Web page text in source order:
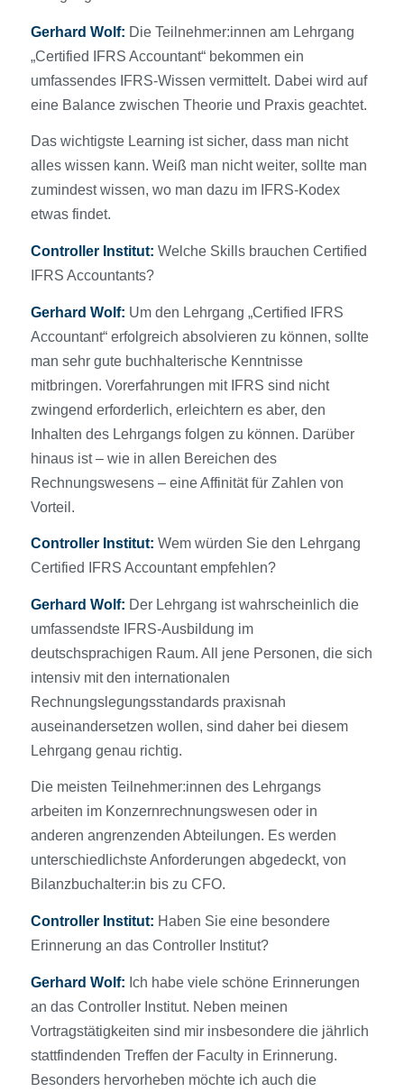
Gerhard Wolf: Die Teilnehmer:innen am Lehrgang
„Certified IFRS Accountant“ bekommen ein
umfassendes IFRS-Wissen vermittelt. Dabei wird auf
eine Balance zwischen Theorie und Praxis geachtet.
Das wichtigste Learning ist sicher, dass man nicht
alles wissen kann. Weiß man nicht weiter, sollte man
zumindest wissen, wo man dazu im IFRS-Kodex
etwas findet.
Controller Institut: Welche Skills brauchen Certified
IFRS Accountants?
Gerhard Wolf: Um den Lehrgang „Certified IFRS
Accountant“ erfolgreich absolvieren zu können, sollte
man sehr gute buchhalterische Kenntnisse
mitbringen. Vorerfahrungen mit IFRS sind nicht
zwingend erforderlich, erleichtern es aber, den
Inhalten des Lehrgangs folgen zu können. Darüber
hinaus ist – wie in allen Bereichen des
Rechnungswesens – eine Affinität für Zahlen von
Vorteil.
Controller Institut: Wem würden Sie den Lehrgang
Certified IFRS Accountant empfehlen?
Gerhard Wolf: Der Lehrgang ist wahrscheinlich die
umfassendste IFRS-Ausbildung im
deutschsprachigen Raum. All jene Personen, die sich
intensiv mit den internationalen
Rechnungslegungsstandards praxisnah
auseinandersetzen wollen, sind daher bei diesem
Lehrgang genau richtig.
Die meisten Teilnehmer:innen des Lehrgangs
arbeiten im Konzernrechnungswesen oder in
anderen angrenzenden Abteilungen. Es werden
unterschiedlichste Anforderungen abgedeckt, von
Bilanzbuchalter:in bis zu CFO.
Controller Institut: Haben Sie eine besondere
Erinnerung an das Controller Institut?
Gerhard Wolf: Ich habe viele schöne Erinnerungen
an das Controller Institut. Neben meinen
Vortragstätigkeiten sind mir insbesondere die jährlich
stattfindenden Treffen der Faculty in Erinnerung.
Besonders hervorheben möchte ich auch die